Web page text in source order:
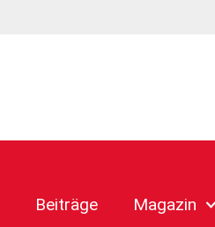
Beiträge Magazin